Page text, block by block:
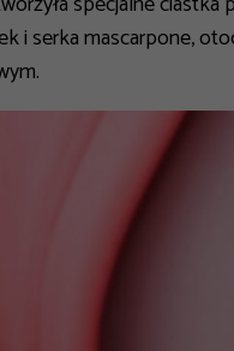
i serka mascarpone,